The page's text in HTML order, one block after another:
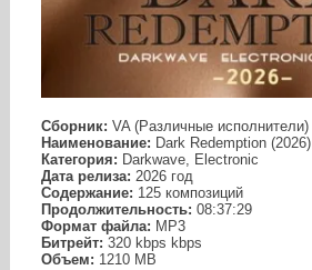
Сборник: VA (Различные исполнители)
Наименование: Dark Redemption (2026)
Категория: Darkwave, Electronic
Дата релиза: 2026 год
Содержание: 125 композиций
Продолжительность: 08:37:29
Формат файла: MP3
Битрейт: 320 kbps kbps
Объем: 1210 МB